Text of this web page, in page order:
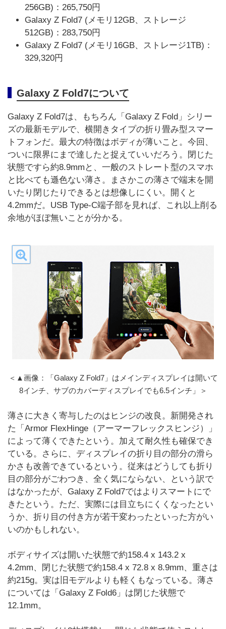
256GB)：265,750円
Galaxy Z Fold7 (メモリ12GB、ストレージ
512GB)：283,750円
Galaxy Z Fold7 (メモリ16GB、ストレージ1TB)：
329,320円
Galaxy Z Fold7について
Galaxy Z Fold7は、もちろん「Galaxy Z Fold」シリー
ズの最新モデルで、横開きタイプの折り畳み型スマー
トフォンだ。最大の特徴はボディが薄いこと。今回、
ついに限界にまで達したと捉えていいだろう。閉じた
状態ですら約8.9mmと、一般のストレート型のスマホ
と比べても遜色ない薄さ。まさかこの薄さで端末を開
いたり閉じたりできるとは想像しにくい。開くと
4.2mmだ。USB Type-C端子部を見れば、これ以上削る
余地がほぼ無いことが分かる。
＜▲画像：「Galaxy Z Fold7」はメインディスプレイは開いて
8インチ、サブのカバーディスプレイでも6.5インチ」＞
薄さに大きく寄与したのはヒンジの改良。新開発され
た「Armor FlexHinge（アーマーフレックスヒンジ）」
によって薄くできたという。加えて耐久性も確保でき
ている。さらに、ディスプレイの折り目の部分の滑ら
かさも改善できているという。従来はどうしても折り
目の部分がごわつき、全く気にならない、という訳で
はなかったが、Galaxy Z Fold7ではよりスマートにで
きたという。ただ、実際には目立ちにくくなったとい
うか、折り目の付き方が若干変わったといった方がい
いのかもしれない。
ボディサイズは開いた状態で約158.4 x 143.2 x
4.2mm、閉じた状態で約158.4 x 72.8 x 8.9mm、重さは
約215g。実は旧モデルよりも軽くもなっている。薄さ
については「Galaxy Z Fold6」は閉じた状態で
12.1mm。